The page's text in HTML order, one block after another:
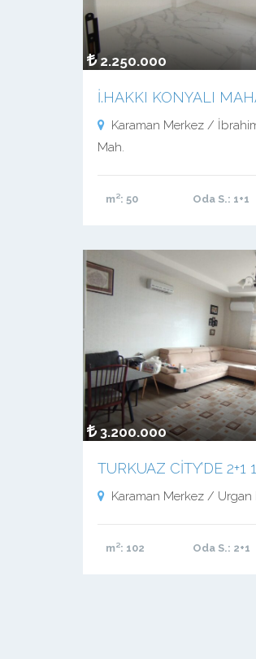
2.250.000
Karaman Merkez /
Mah.
m²: 50 Oda S.: 1+1
3.200.000
Karaman Merkez / Urgan
m²: 102 Oda S.: 2+1